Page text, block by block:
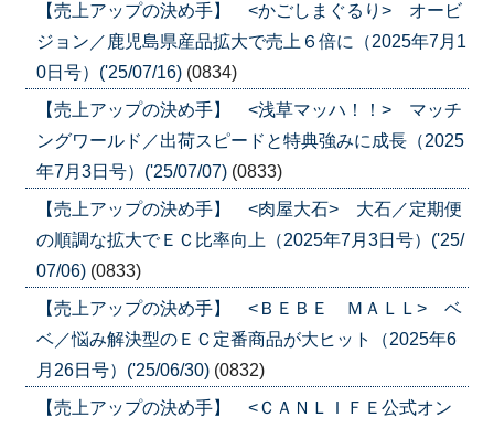
【売上アップの決め手】 <かごしまぐるり> オービ
ジョン／鹿児島県産品拡大で売上６倍に（2025年7月1
0日号）('25/07/16) (0834)
【売上アップの決め手】 <浅草マッハ！！> マッチ
ングワールド／出荷スピードと特典強みに成長（2025
年7月3日号）('25/07/07) (0833)
【売上アップの決め手】 <肉屋大石> 大石／定期便
の順調な拡大でＥＣ比率向上（2025年7月3日号）('25/
07/06) (0833)
【売上アップの決め手】 <ＢＥＢＥ ＭＡＬＬ> ベ
ベ／悩み解決型のＥＣ定番商品が大ヒット（2025年6
月26日号）('25/06/30) (0832)
【売上アップの決め手】 <ＣＡＮＬＩＦＥ公式オン